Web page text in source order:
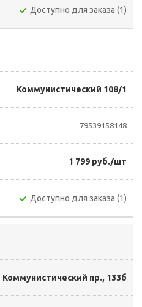
Доступно для заказа (1)
Коммунистический 108/1
79539158148
1 799 руб./шт
Доступно для заказа (1)
Коммунистический пр., 133б